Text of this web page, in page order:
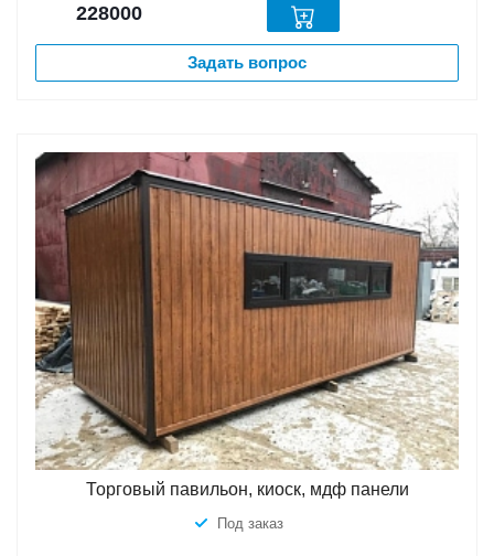
228000
Задать вопрос
Торговый павильон, киоск, мдф панели
Под заказ